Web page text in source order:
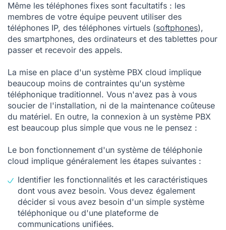
Même les téléphones fixes sont facultatifs : les
membres de votre équipe peuvent utiliser des
téléphones IP, des téléphones virtuels (softphones),
des smartphones, des ordinateurs et des tablettes pour
passer et recevoir des appels.
La mise en place d'un système PBX cloud implique
beaucoup moins de contraintes qu'un système
téléphonique traditionnel. Vous n'avez pas à vous
soucier de l'installation, ni de la maintenance coûteuse
du matériel. En outre, la connexion à un système PBX
est beaucoup plus simple que vous ne le pensez :
Le bon fonctionnement d'un système de téléphonie
cloud implique généralement les étapes suivantes :
Identifier les fonctionnalités et les caractéristiques
dont vous avez besoin. Vous devez également
décider si vous avez besoin d'un simple système
téléphonique ou d'une plateforme de
communications unifiées.